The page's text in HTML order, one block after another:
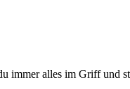
immer alles im Griff und